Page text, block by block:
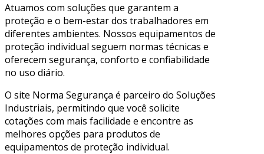
Atuamos com soluções que garantem a
proteção e o bem-estar dos trabalhadores em
diferentes ambientes. Nossos equipamentos de
proteção individual seguem normas técnicas e
oferecem segurança, conforto e confiabilidade
no uso diário.
O site Norma Segurança é parceiro do Soluções
Industriais, permitindo que você solicite
cotações com mais facilidade e encontre as
melhores opções para produtos de
equipamentos de proteção individual.